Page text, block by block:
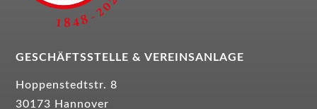
GESCHÄFTSSTELLE &VEREINSANLAGE
Hoppenstedtstr. 8
30173 Hannover